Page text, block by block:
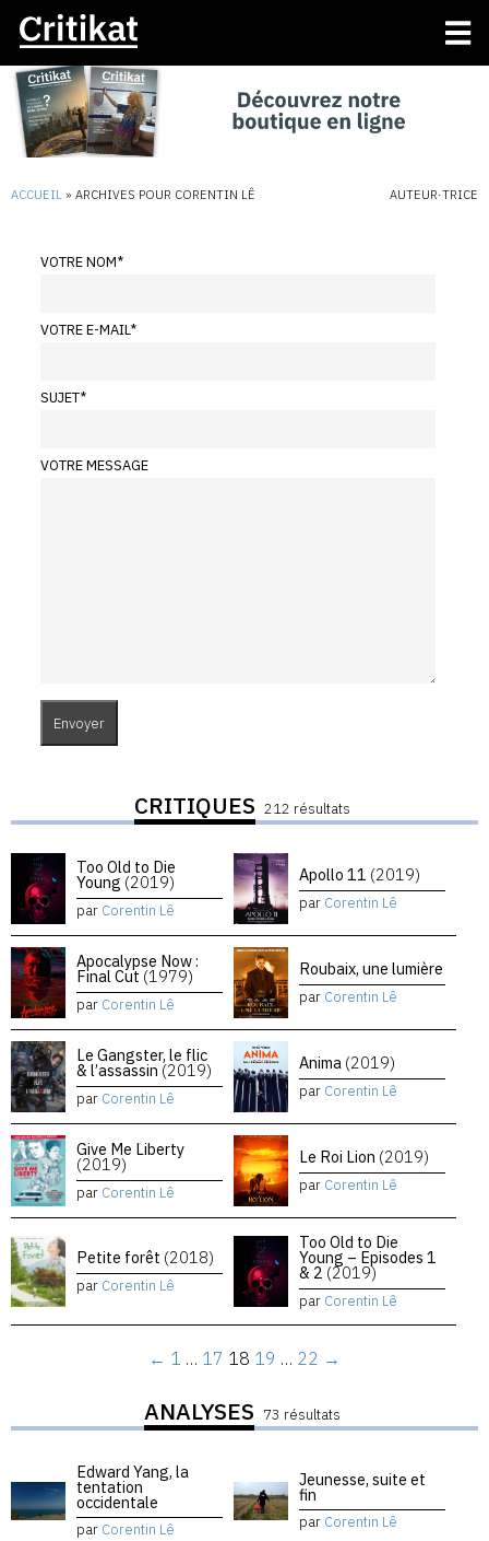
ACCUEIL » ARCHIVES POUR CORENTIN LÊ AUTEUR·TRICE
VOTRE NOM*
VOTRE E-MAIL*
SUJET*
VOTRE MESSAGE
CRITIQUES 212 résultats
Too Old to Die
Young (2019)
par Corentin Lê
Apollo 11 (2019)
par Corentin Lê
Apocalypse Now :
Final Cut (1979)
par Corentin Lê
Roubaix, une lumière
par Corentin Lê
Le Gangster, le flic
& l’assassin (2019)
par Corentin Lê
Anima (2019)
par Corentin Lê
Give Me Liberty
(2019)
par Corentin Lê
Le Roi Lion (2019)
par Corentin Lê
Petite forêt (2018)
par Corentin Lê
Too Old to Die
Young – Episodes 1
& 2 (2019)
par Corentin Lê
← 1 … 17 18 19 … 22 →
ANALYSES 73 résultats
Edward Yang, la
tentation
occidentale
par Corentin Lê
Jeunesse, suite et
fin
par Corentin Lê